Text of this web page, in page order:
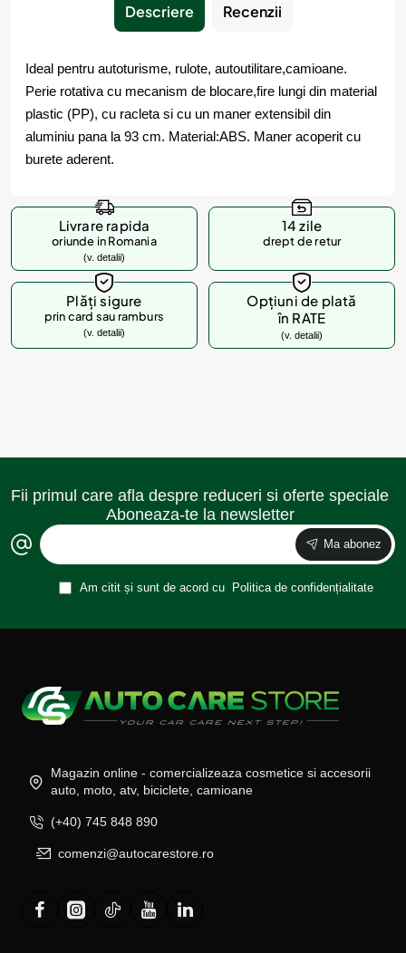
Descriere Recenzii
Ideal pentru autoturisme, rulote, autoutilitare,camioane.
Perie rotativa cu mecanism de blocare,fire lungi din material
plastic (PP), cu racleta si cu un maner extensibil din
aluminiu pana la 93 cm. Material:ABS. Maner acoperit cu
burete aderent.
Livrare rapida
oriunde in Romania
(v. detalii)
14 zile
drept de retur
Plăți sigure
prin card sau ramburs
(v. detalii)
Opțiuni de plată
în RATE
(v. detalii)
Fii primul care afla despre reduceri si oferte speciale
Aboneaza-te la newsletter
Ma abonez
Am citit și sunt de acord cu Politica de confidențialitate
Magazin online - comercializeaza cosmetice si accesorii
auto, moto, atv, biciclete, camioane
(+40) 745 848 890
comenzi@autocarestore.ro